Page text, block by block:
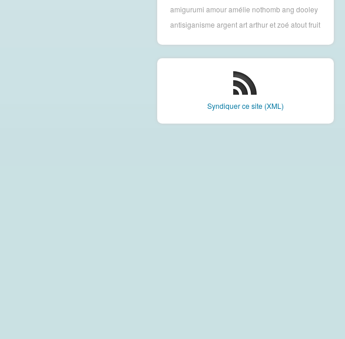
amigurumi amour amélie nothomb ang dooley
antisiganisme argent art arthur et zoé atout fruit
Syndiquer ce site (XML)